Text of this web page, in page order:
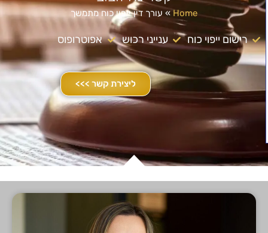
Home
» עורך דין ייפוי כוח מתמשך
רישום ייפוי כוח ענייני רכוש אפוטרופוס
ליצירת קשר >>>